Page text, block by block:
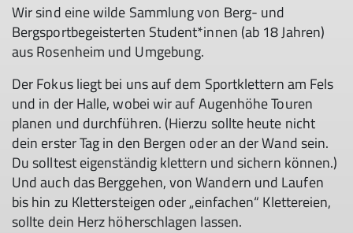
Wir sind eine wilde Sammlung von Berg- und
Bergsportbegeisterten Student*innen (ab 18 Jahren)
aus Rosenheim und Umgebung.
Der Fokus liegt bei uns auf dem Sportklettern am Fels
und in der Halle, wobei wir auf Augenhöhe Touren
planen und durchführen. (Hierzu sollte heute nicht
dein erster Tag in den Bergen oder an der Wand sein.
Du solltest eigenständig klettern und sichern können.)
Und auch das Berggehen, von Wandern und Laufen
bis hin zu Klettersteigen oder „einfachen“ Klettereien,
sollte dein Herz höherschlagen lassen.